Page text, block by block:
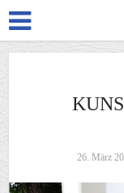
26. März